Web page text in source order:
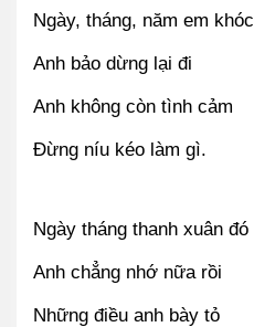
Ngày, tháng, năm em khóc
Anh bảo dừng lại đi
Anh không còn tình cảm
Đừng níu kéo làm gì.
Ngày tháng thanh xuân đó
Anh chẳng nhớ nữa rồi
Những điều anh bày tỏ